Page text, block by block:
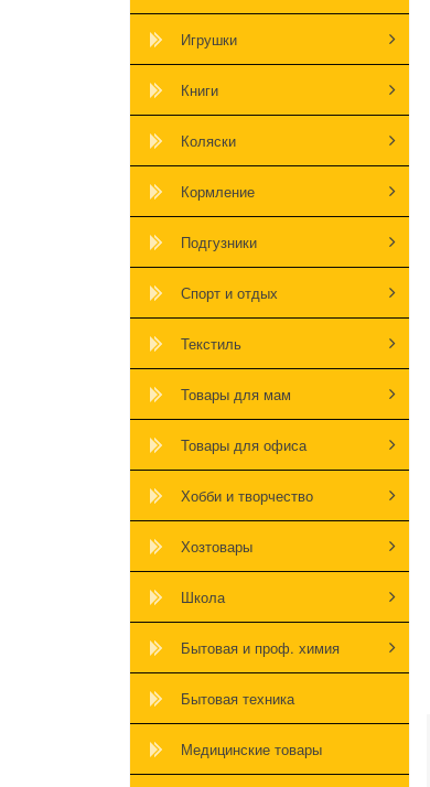
Игрушки
Книги
Коляски
Кормление
Подгузники
Спорт и отдых
Текстиль
Товары для мам
Товары для офиса
Хобби и творчество
Хозтовары
Школа
Бытовая и проф. химия
Бытовая техника
Медицинские товары